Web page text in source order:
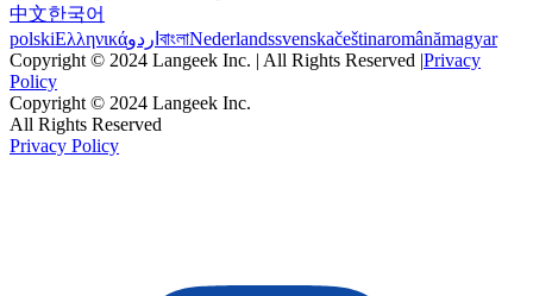
中文한국어
polskiΕλληνικάاردو বাংলাNederlandssvenskačeštinaromânămagyar
Copyright © 2024 Langeek Inc. | All Rights Reserved |Privacy
Policy
Copyright © 2024 Langeek Inc.
All Rights Reserved
Privacy Policy